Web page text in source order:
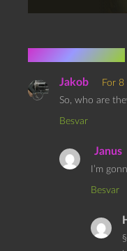
3 kommentarer
Jakob
For 8
So, who are
Besvar
Janus
I’m
Besvar